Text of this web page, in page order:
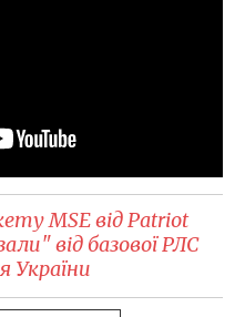
MSE від Patriot
від базової РЛС
України